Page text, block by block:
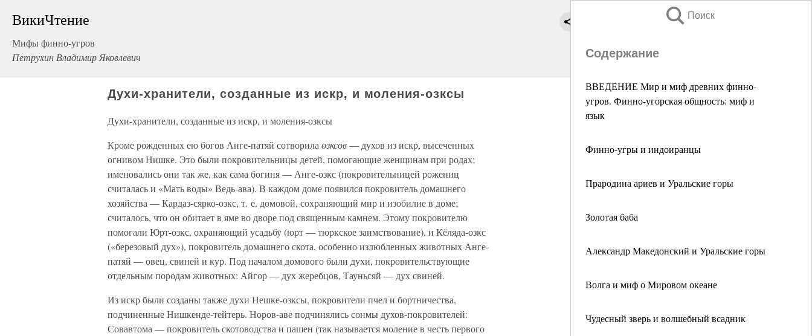
ВикиЧтение
Мифы финно-угров
Петрухин Владимир Яковлевич
Поиск
Содержание
ВВЕДЕНИЕ Мир и миф древних финно-
угров. Финно-угорская общность: миф и
язык
Финно-угры и индоиранцы
Прародина ариев и Уральские горы
Золотая баба
Александр Македонский и Уральские горы
Волга и миф о Мировом океане
Чудесный зверь и волшебный всадник
Духи-хранители, созданные из искр, и моления-озксы
Духи-хранители, созданные из искр, и моления-озксы
Кроме рожденных ею богов Анге-патяй сотворила озксов— духов из искр, высеченных
огнивом Нишке. Это были покровительницы детей, помогающие женщинам при родах;
именовались они так же, как сама богиня — Анге-озкс (покровительницей рожениц
считалась и «Мать воды» Ведь-ава). В каждом доме появился покровитель домашнего
хозяйства — Кардаз-сярко-озкс, т. е. домовой, сохраняющий мир и изобилие в доме;
считалось, что он обитает в яме во дворе под священным камнем. Этому покровителю
помогали Юрт-озкс, охраняющий усадьбу (юрт — тюркское заимствование), и Кёляда-озкс
(«березовый дух»), покровитель домашнего скота, особенно излюбленных животных Анге-
патяй — овец, свиней и кур. Под началом домового были духи, покровительствующие
отдельным породам животных: Айгор — дух жеребцов, Тауньсяй — дух свиней.
Из искр были созданы также духи Нешке-озксы, покровители пчел и бортничества,
подчиненные Нишкенде-тейтерь. Норов-аве подчинялись сонмы духов-покровителей:
Совавтома — покровитель скотоводства и пашен (так называется моление в честь первого